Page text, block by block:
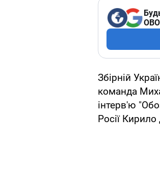
Збірній
команда
інтерв'ю
Росії